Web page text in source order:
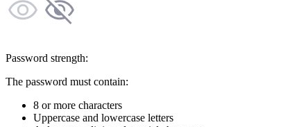
Password strength:
The password must contain:
8 or more characters
Uppercase and lowercase letters